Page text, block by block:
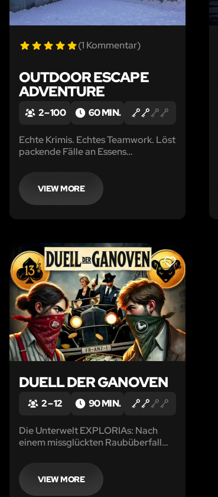
(1 Kommentar)
OUTDOOR ESCAPE
ADVENTURE
2 – 100 60 MIN.
Echte Krimis. Echtes Teamwork. Löst
packende Fälle an Essens
VIEW MORE
LIKE
DUELL DER GANOVEN
2 – 12 90 MIN.
Die Unterwelt EXPLORIAs: Nach
einem missglückten Raubüberfall
„Gentlemen’s Club“ bleibt die Beute
spurlos verschwunden, denn die
Inhaftierten schweigen.
VIEW MORE